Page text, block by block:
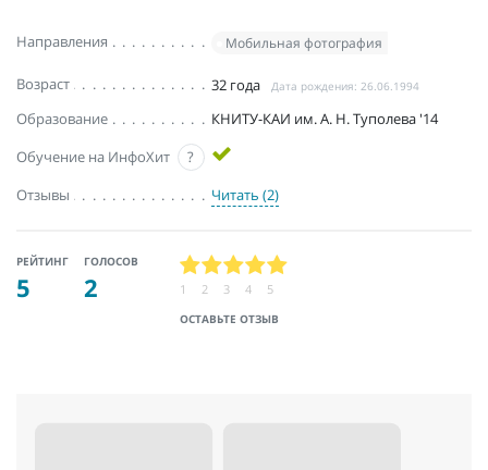
Направления Мобильная фотография
Возраст 32 года Дата рождения: 26.06.1994
Образование
КНИТУ-КАИ им. А. Н. Туполева '14
Обучение на ИнфоХит
?
Отзывы
Читать (2)
РЕЙТИНГ
5
ГОЛОСОВ
2
ОСТАВЬТЕ ОТЗЫВ
1 2 3 4 5